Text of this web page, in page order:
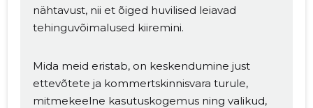
nähtavust, nii et õiged huvilised leiavad
tehinguvõimalused kiiremini.
Mida meid eristab, on keskendumine just
ettevõtete ja kommertskinnisvara turule,
mitmekeelne kasutuskogemus ning valikud,